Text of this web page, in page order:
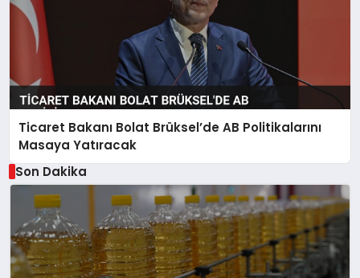
Ticaret Bakanı Bolat Brüksel’de AB Politikalarını
Masaya Yatıracak
Son Dakika